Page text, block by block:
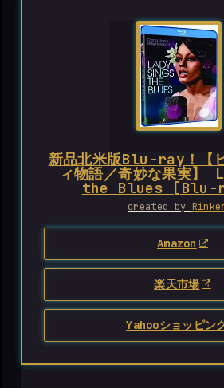
新品北米版Blu-ray！【
ィ物語／奇妙な果実
the Blues [Blu-
created by
Amazon
楽天市場
Yahooショッピン